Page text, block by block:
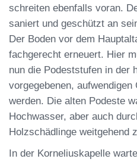
schreiten ebenfalls voran.
saniert und geschützt an
Der Boden vor dem
fachgerecht erneuert. Hier
nun die Podeststufen in der
vorgegebenen, aufwendigen
werden. Die alten Podeste
Hochwasser, aber auch
Holzschädlinge weitgehend
In der Korneliuskapelle